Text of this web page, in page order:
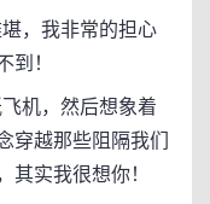
，我非常的担心
到！
机，然后想象着
穿越那些阻隔我们
其实我很想你！